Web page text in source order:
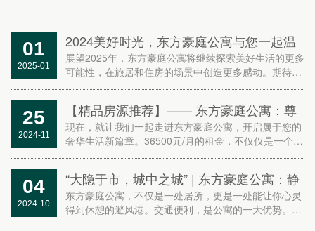
01
2025-01
2024美好时光，东方豪庭公寓与您一起温
暖前行。感激有你，2025年我们一起开启
美好的新旅程。
展望2025年，东方豪庭公寓将继续探索美好生活的更多
可能性，在旅居和住房的场景中创造更多感动。期待与
您携手共进，开启新征程，共同描绘更加美丽的未来。
25
2024-11
【精品房源推荐】—— 东方豪庭公寓：尊
享2.5居奢华生活，仅需36500元/月！
现在，就让我们一起走进东方豪庭公寓，开启属于您的
奢华生活新篇章。36500元/月的租金，不仅仅是一个数
字，更是您迈向高品质生活的第一步。期待您的垂询与
04
2024-10
“大隐于市，城中之城” | 东方豪庭公寓：静
谧居所，两居室限时特价优惠火热进行中
东方豪庭公寓，不仅是一处居所，更是一处能让你心灵
得到休憩的避风港。交通便利，是公寓的一大优势。从
公寓出发，你可轻松抵达东方新天地，享受购物的乐